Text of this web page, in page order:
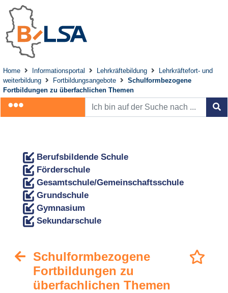
Home Informationsportal Lehrkräftebildung
Lehrkräftefort- und
weiterbildung
Fortbildungsangebote
Schulformbezogene
Fortbildungen zu überfachlichen Themen
Berufsbildende Schule
Förderschule
Gesamtschule/Gemeinschaftsschule
Grundschule
Gymnasium
Sekundarschule
Schulformbezogene
Fortbildungen zu
überfachlichen Themen